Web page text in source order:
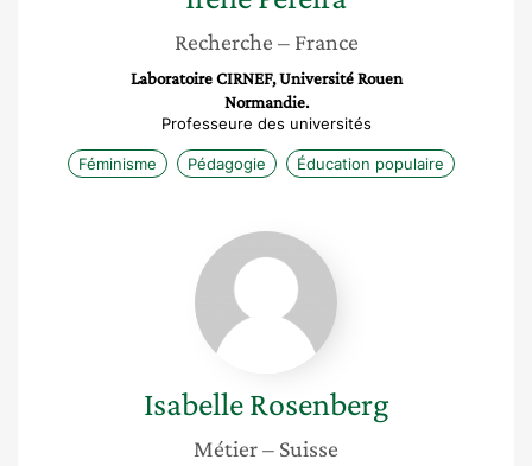
Recherche – France
Laboratoire CIRNEF, Université Rouen
Normandie.
Professeure des universités
Féminisme Pédagogie Éducation populaire
Isabelle
Rosenberg
Isabelle Rosenberg
Métier– Suisse